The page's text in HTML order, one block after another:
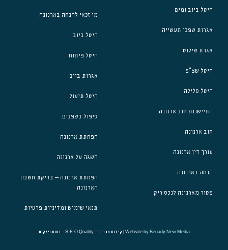
היטל ביוב ומים
אגרות שפכי תעשייה
אגרת שילוט
היטל שצ"פ
היטל סלילה
התיישנות חוב ארנונה
חוב ארנונה
עורך דין ארנונה
הנחה בארנונה
פטור מארנונה לנכס ריק
מי זכאי להנחה בארנונה
היטל ביוב
היטל פיתוח
אגרות ביוב
היטל תיעול
טיפול בשפכים
הפחתת ארנונה
השגה על ארנונה
הפחתת ארנונה – בדיקת חשבון
הארנונה
תנאי שימוש ומדיניות פרטיות
Website by Benady New Media | קידום אתרים – S.E.O Quality – רותם וילקום